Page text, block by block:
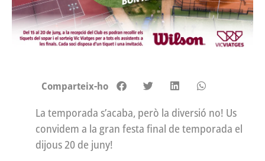
Comparteix-ho
La temporada s’acaba, però la diversió no! Us
convidem a la gran festa final de temporada el
dijous 20 de juny!